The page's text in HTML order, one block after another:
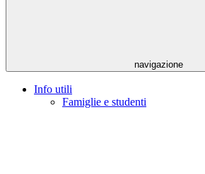
navigazione
Info utili
Famiglie e studenti